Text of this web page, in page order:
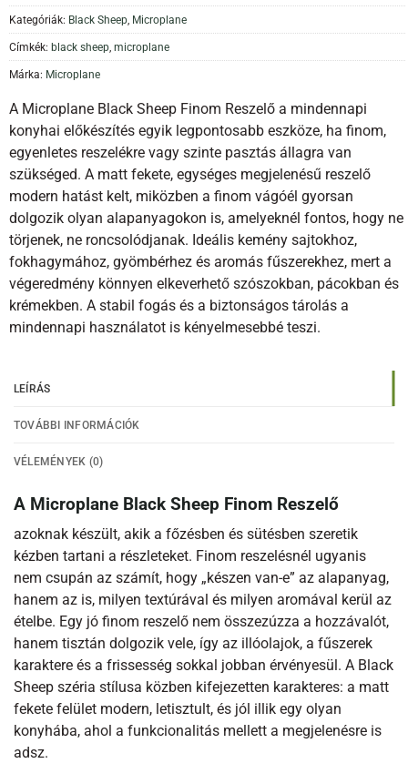
Kategóriák: Black Sheep Microplane
Címkék: black sheep microplane
Márka: Microplane
A Microplane Black Sheep Finom Reszelő a mindennapi
konyhai előkészítés egyik legpontosabb eszköze, ha finom,
egyenletes reszelékre vagy szinte pasztás állagra van
szükséged. A matt fekete, egységes megjelenésű reszelő
modern hatást kelt, miközben a finom vágóél gyorsan
dolgozik olyan alapanyagokon is, amelyeknél fontos, hogy ne
törjenek, ne roncsolódjanak. Ideális kemény sajtokhoz,
fokhagymához, gyömbérhez és aromás fűszerekhez, mert a
végeredmény könnyen elkeverhető szószokban, pácokban és
krémekben. A stabil fogás és a biztonságos tárolás a
mindennapi használatot is kényelmesebbé teszi.
LEÍRÁS
TOVÁBBI INFORMÁCIÓK
VÉLEMÉNYEK (0)
A Microplane Black Sheep Finom Reszelő
azoknak készült, akik a főzésben és sütésben szeretik
kézben tartani a részleteket. Finom reszelésnél ugyanis
nem csupán az számít, hogy „készen van-e” az alapanyag,
hanem az is, milyen textúrával és milyen aromával kerül az
ételbe. Egy jó finom reszelő nem összezúzza a hozzávalót,
hanem tisztán dolgozik vele, így az illóolajok, a fűszerek
karaktere és a frissesség sokkal jobban érvényesül. A Black
Sheep széria stílusa közben kifejezetten karakteres: a matt
fekete felület modern, letisztult, és jól illik egy olyan
konyhába, ahol a funkcionalitás mellett a megjelenésre is
adsz.